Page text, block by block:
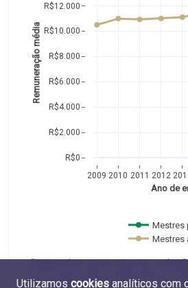
2009 2010 2011 2012
R$0
R$2.000
R$4.000
R$6.000
R$8.000
R$10.000
R$12.000
Mestres
Mestres
Ano de
Remuneração média
Fonte:Coleta Capes 1996-2012 e
Utilizamos cookies analíticos com